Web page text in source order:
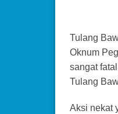
Tulang
Oknum
sangat
Tulang
Aksi nekat